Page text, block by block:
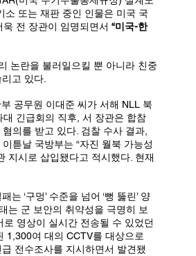
소 또는 재판 중인 인물은 미국 국
전 장관이 임명되면서 “미국-한
논란을 불러일으킬 뿐 아니라 친중
고 있다.
공무원 이대준 씨가 서해 NLL 북
긴급회의 직후, 서 장관은 합참
의를 받고 있다. 검찰 수사 결과,
튿날 국방부는 “자진 월북 가능성
지시로 삽입됐다고 적시했다. 현재
‘구멍’ 수준을 넘어 ‘뻥 뚫린’ 양
는 군 보안의 취약성을 극명히 보
영상이 실시간 전송될 수 있었던
1,300여 대의 CCTV를 대상으로
전수조사를 지시하면서 발견됐